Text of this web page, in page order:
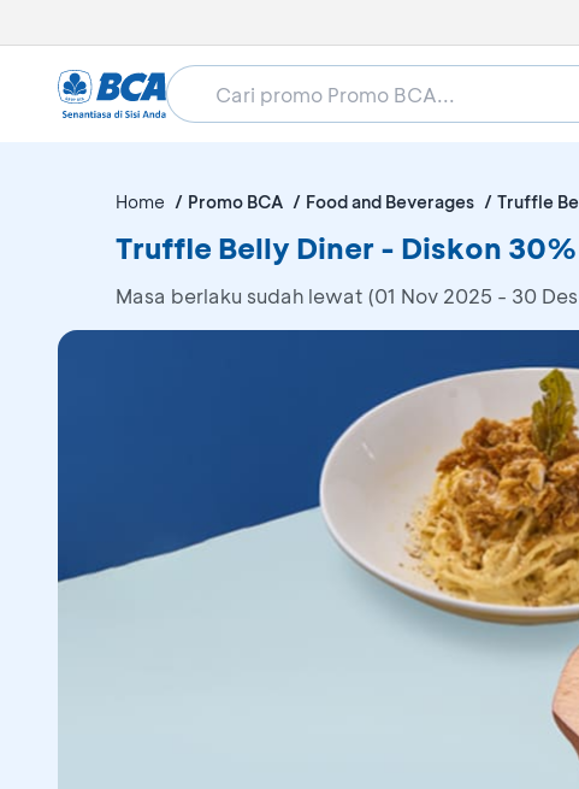
Home Promo BCA Food and Beverages Truffle
Truffle Belly Diner - Diskon 30%
Masa berlaku sudah lewat (01 Nov 2025 - 30